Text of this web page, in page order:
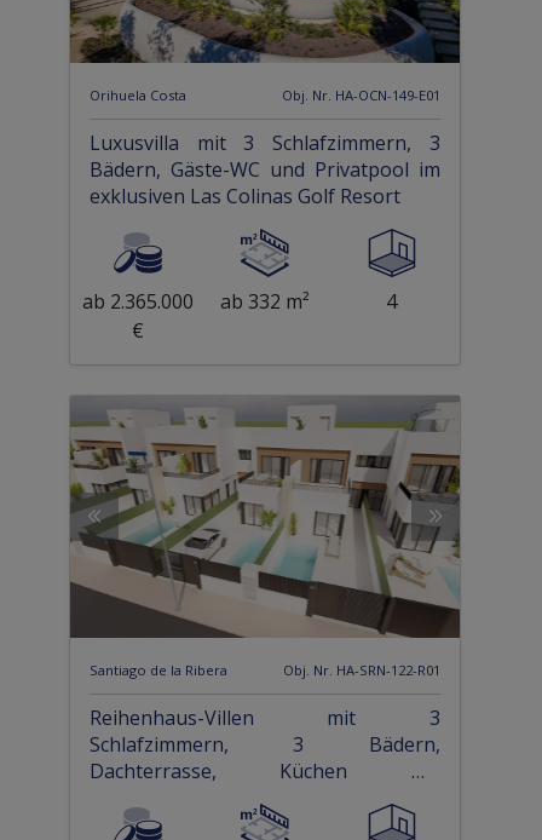
Orihuela Costa Obj. Nr. HA-OCN-149-E01
Luxusvilla mit 3 Schlafzimmern, 3
Bädern, Gäste-WC und Privatpool im
exklusiven Las Colinas Golf Resort
ab 2.365.000
€
ab 332 m² 4
Santiago de la Ribera Obj. Nr. HA-SRN-122-R01
Reihenhaus-Villen mit 3
Schlafzimmern, 3 Bädern,
Dachterrasse, Küchen mit
Elektrogeräten, Privatpool und Kfz-
Stellplatz nur 1,3 km vom Strand